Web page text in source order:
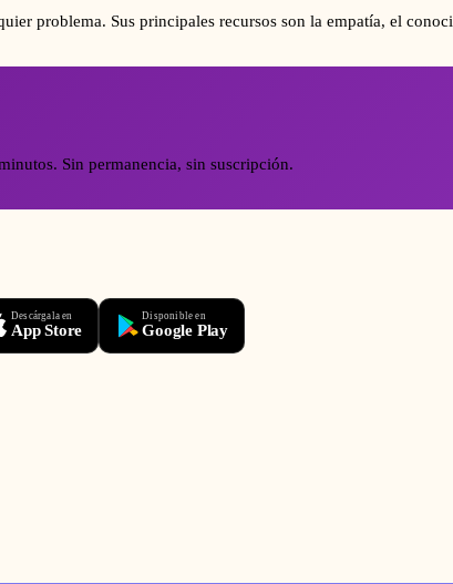
problema. Sus principales recursos son la empatía, el
Sin permanencia, sin suscripción.
Descárgala en
App Store
Disponible en
Google Play